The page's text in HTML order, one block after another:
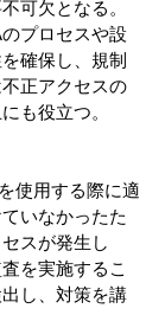
可欠となる。
プロセスや設
確保し、規制
正アクセスの
も役立つ。
使用する際に適
いなかったた
スが発生し
を実施するこ
し、対策を講